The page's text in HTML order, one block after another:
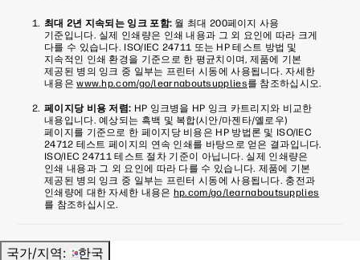
최대 2년 지속되는 잉크 포함: 월 최대 200페이지 사용
기준입니다. 실제 인쇄량은 인쇄 내용과 그 외 요인에 따라 크게
다를 수 있습니다. ISO/IEC 24711 또는 HP 테스트 방법 및
지속적인 인쇄 환경을 기준으로 한 평균치이며, 제품에 기본
제공된 병의 잉크 중 일부는 프린터 시동에 사용됩니다. 자세한
내용은www.hp.com/go/learnaboutsupplies를 참조하십시오.
페이지당 비용 저렴: HP 잉크병을 HP 잉크 카트리지와 비교한
내용입니다. 예상되는 흑백 및 복합(시안/마젠타/옐로우)
페이지를 기준으로 한 페이지당 비용은 HP 방법론 및 ISO/IEC
24712 테스트 페이지의 연속 인쇄를 바탕으로 얻은 결과입니다.
ISO/IEC 24711 테스트 절차 기준이 아닙니다. 실제 인쇄량은
인쇄 내용과 그 외 요인에 따라 다를 수 있습니다. 제품에 기본
제공된 병의 잉크 중 일부는 프린터 시동에 사용됩니다. 충전과
인쇄량에 대한 자세한 내용은 hp.com/go/learnaboutsupplies
를 참조하십시오.
국가/지역:
한국